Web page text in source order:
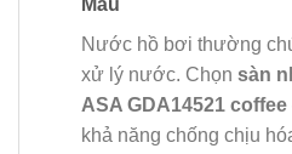
Nước hồ bơi thường
xử lý nước. Chọn sàn
ASA GDA14521
khả năng chống chịu